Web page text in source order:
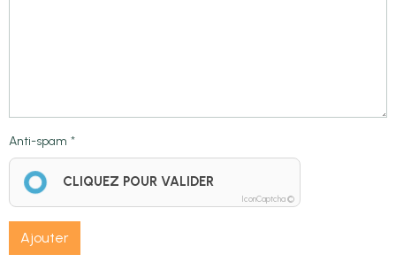
Anti-spam
CLIQUEZ POUR VALIDER
IconCaptcha ©
Ajouter